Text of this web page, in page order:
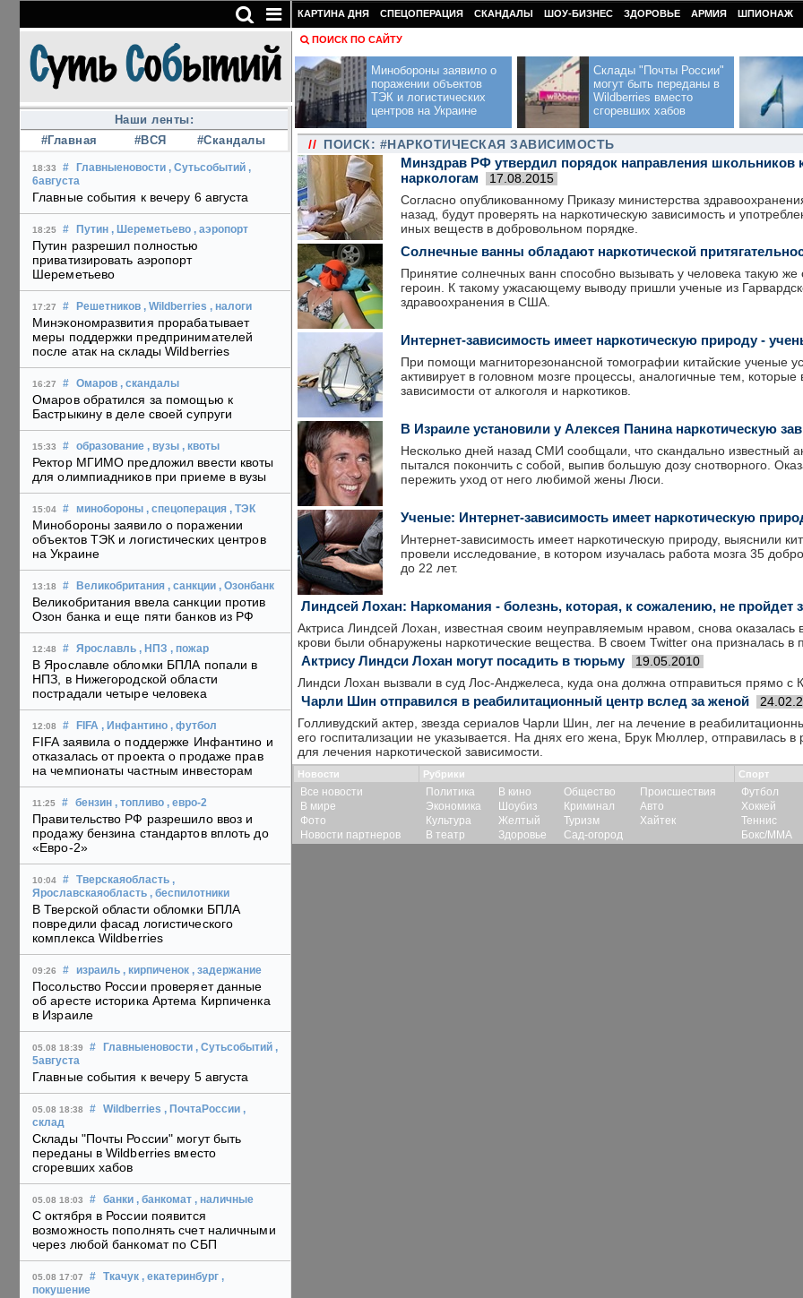
Наши ленты:
#Главная
#ВСЯ #Скандалы
18:33 # Главныеновости , Сутьсобытий ,
6августа
Главные события к вечеру 6 августа
18:25 # Путин , Шереметьево , аэропорт
Путин разрешил полностью
приватизировать аэропорт
Шереметьево
17:27 # Решетников , Wildberries , налоги
Минэкономразвития прорабатывает
меры поддержки предпринимателей
после атак на склады Wildberries
16:27 # Омаров , скандалы
Омаров обратился за помощью к
Бастрыкину в деле своей супруги
15:33 # образование , вузы , квоты
Ректор МГИМО предложил ввести квоты
для олимпиадников при приеме в вузы
15:04 # минобороны , спецоперация , ТЭК
Минобороны заявило о поражении
объектов ТЭК и логистических центров
на Украине
13:18 # Великобритания , санкции , Озонбанк
Великобритания ввела санкции против
Озон банка и еще пяти банков из РФ
12:48 # Ярославль , НПЗ , пожар
В Ярославле обломки БПЛА попали в
НПЗ, в Нижегородской области
пострадали четыре человека
12:08 # FIFA , Инфантино , футбол
FIFA заявила о поддержке Инфантино и
отказалась от проекта о продаже прав
на чемпионаты частным инвесторам
11:25 # бензин , топливо , евро-2
Правительство РФ разрешило ввоз и
продажу бензина стандартов вплоть до
«Евро-2»
10:04 # Тверскаяобласть ,
Ярославскаяобласть , беспилотники
В Тверской области обломки БПЛА
повредили фасад логистического
комплекса Wildberries
09:26 # израиль , кирпиченок , задержание
Посольство России проверяет данные
об аресте историка Артема Кирпиченка
в Израиле
05.08 18:39 # Главныеновости , Сутьсобытий ,
5августа
Главные события к вечеру 5 августа
05.08 18:38 # Wildberries , ПочтаРоссии ,
склад
Склады "Почты России" могут быть
переданы в Wildberries вместо
сгоревших хабов
05.08 18:03 # банки , банкомат , наличные
С октября в России появится
возможность пополнять счет наличными
через любой банкомат по СБП
05.08 17:07 # Ткачук , екатеринбург ,
покушение
КАРТИНА ДНЯ СПЕЦОПЕРАЦИЯ СКАНДАЛЫ ШОУ-БИЗНЕС ЗДОРОВЬЕ АРМИЯ ШПИОНАЖ
ПОИСК ПО САЙТУ
Минобороны заявило о
поражении объектов
ТЭК и логистических
центров на Украине
Склады "Почты России"
могут быть переданы в
Wildberries вместо
сгоревших хабов
// ПОИСК: #НАРКОТИЧЕСКАЯ ЗАВИСИМОСТЬ
Минздрав РФ утвердил порядок направления школьников
наркологам
17.08.2015
Согласно опубликованному Приказу министерства
назад, будут проверять на наркотическую зависимость и
иных веществ в добровольном порядке.
Солнечные ванны обладают наркотической
Принятие солнечных ванн способно вызывать у человека такую же
героин. К такому ужасающему выводу пришли ученые из
здравоохранения в США.
Интернет-зависимость имеет наркотическую природу -
При помощи магниторезонансной томографии китайские ученые
активирует в головном мозге процессы, аналогичные тем, которые
зависимости от алкоголя и наркотиков.
В Израиле установили у Алексея Панина наркотическую
Несколько дней назад СМИ сообщали, что скандально известный
пытался покончить с собой, выпив большую дозу снотворного.
пережить уход от него любимой жены Люси.
Ученые: Интернет-зависимость имеет наркотическую
Интернет-зависимость имеет наркотическую природу, выяснили
провели исследование, в котором изучалась работа мозга 35
до 22 лет.
Линдсей Лохан: Наркомания - болезнь, которая, к сожалению, не пройдет
Актриса Линдсей Лохан, известная своим неуправляемым нравом, снова
крови были обнаружены наркотические вещества. В своем Twitter она призналась в
Актрису Линдси Лохан могут посадить в тюрьму 19.05.2010
Линдси Лохан вызвали в суд Лос-Анджелеса, куда она должна отправиться прямо с
Чарли Шин отправился в реабилитационный центр вслед за женой
Голливудский актер, звезда сериалов Чарли Шин, лег на лечение в
его госпитализации не указывается. На днях его жена, Брук Мюллер, отправилась
для лечения наркотической зависимости.
Новости
Все новости
В мире
Фото
Новости партнеров
Рубрики
Политика
Экономика
Культура
В театр
В кино
Шоубиз
Желтый
Здоровье
Общество
Криминал
Туризм
Сад-огород
Происшествия
Авто
Хайтек
Спорт
Футбол
Хоккей
Теннис
Бокс/ММА